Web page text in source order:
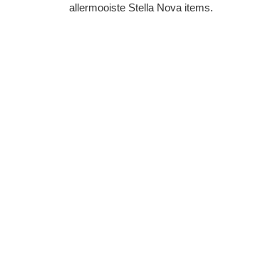
allermooiste Stella Nova items.